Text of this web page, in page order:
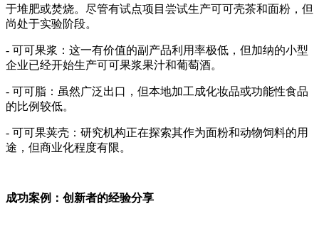
于堆肥或焚烧。尽管有试点项目尝试生产可可壳茶和面粉，但
尚处于实验阶段。
- 可可果浆：这一有价值的副产品利用率极低，但加纳的小型
企业已经开始生产可可果浆果汁和葡萄酒。
- 可可脂：虽然广泛出口，但本地加工成化妆品或功能性食品
的比例较低。
- 可可果荚壳：研究机构正在探索其作为面粉和动物饲料的用
途，但商业化程度有限。
成功案例：创新者的经验分享